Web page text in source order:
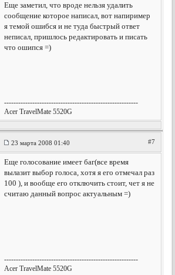
Еще заметил, что вроде нельзя удалить
сообщение которое написал, вот напиример
я темой ошибся и не туда быстрый ответ
неписал, пришлось редактировать и писать
что ошипся =)
---------------------------------------------------------
Acer TravelMate 5520G
23 марта 2008 01:40 #7
Еще голосование имеет баг(все время
вылазит выбор голоса, хотя я его отмечал раз
100 ), и вообще его отключить стоит, чет я не
считаю данный вопрос актуальным =)
---------------------------------------------------------
Acer TravelMate 5520G